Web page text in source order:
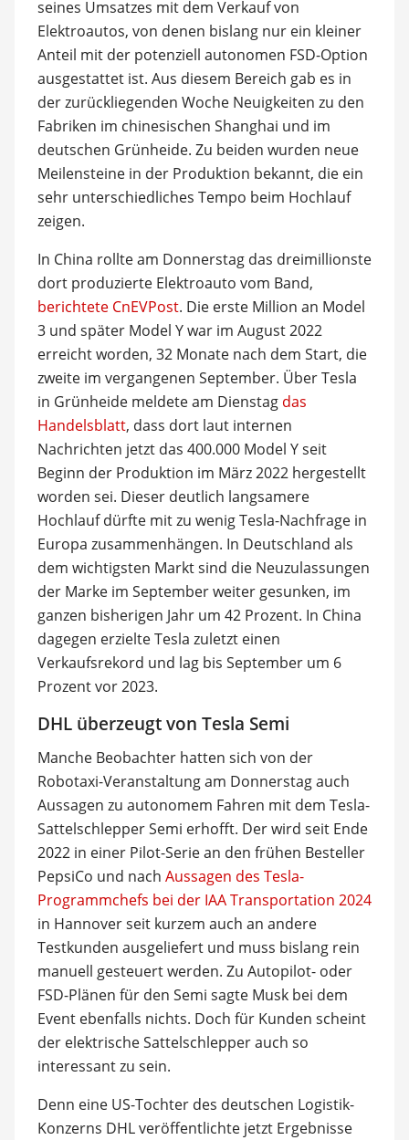
seines Umsatzes mit dem Verkauf von
Elektroautos, von denen bislang nur ein kleiner
Anteil mit der potenziell autonomen FSD-Option
ausgestattet ist. Aus diesem Bereich gab es in
der zurückliegenden Woche Neuigkeiten zu den
Fabriken im chinesischen Shanghai und im
deutschen Grünheide. Zu beiden wurden neue
Meilensteine in der Produktion bekannt, die ein
sehr unterschiedliches Tempo beim Hochlauf
zeigen.
In China rollte am Donnerstag das dreimillionste
dort produzierte Elektroauto vom Band,
berichtete CnEVPost. Die erste Million an Model
3 und später Model Y war im August 2022
erreicht worden, 32 Monate nach dem Start, die
zweite im vergangenen September. Über Tesla
in Grünheide meldete am Dienstag das
Handelsblatt, dass dort laut internen
Nachrichten jetzt das 400.000 Model Y seit
Beginn der Produktion im März 2022 hergestellt
worden sei. Dieser deutlich langsamere
Hochlauf dürfte mit zu wenig Tesla-Nachfrage in
Europa zusammenhängen. In Deutschland als
dem wichtigsten Markt sind die Neuzulassungen
der Marke im September weiter gesunken, im
ganzen bisherigen Jahr um 42 Prozent. In China
dagegen erzielte Tesla zuletzt einen
Verkaufsrekord und lag bis September um 6
Prozent vor 2023.
DHL überzeugt von Tesla Semi
Manche Beobachter hatten sich von der
Robotaxi-Veranstaltung am Donnerstag auch
Aussagen zu autonomem Fahren mit dem Tesla-
Sattelschlepper Semi erhofft. Der wird seit Ende
2022 in einer Pilot-Serie an den frühen Besteller
PepsiCo und nach Aussagen des Tesla-
Programmchefs bei der IAA Transportation 2024
in Hannover seit kurzem auch an andere
Testkunden ausgeliefert und muss bislang rein
manuell gesteuert werden. Zu Autopilot- oder
FSD-Plänen für den Semi sagte Musk bei dem
Event ebenfalls nichts. Doch für Kunden scheint
der elektrische Sattelschlepper auch so
interessant zu sein.
Denn eine US-Tochter des deutschen Logistik-
Konzerns DHL veröffentlichte jetzt Ergebnisse